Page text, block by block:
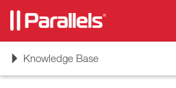
ToggleKnowledge Base